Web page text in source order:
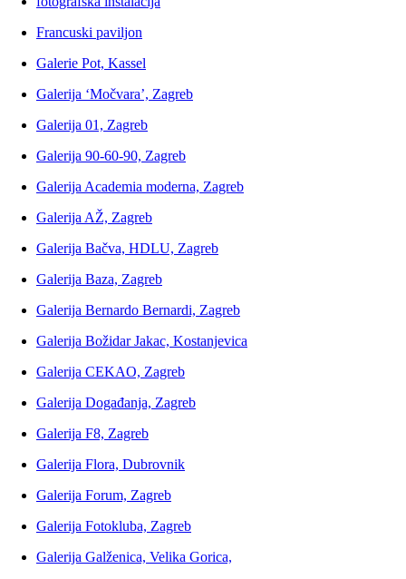
Francuski paviljon
Galerie Pot, Kassel
Galerija ‘Močvara’, Zagreb
Galerija 01, Zagreb
Galerija 90-60-90, Zagreb
Galerija Academia moderna, Zagreb
Galerija AŽ, Zagreb
Galerija Bačva, HDLU, Zagreb
Galerija Baza, Zagreb
Galerija Bernardo Bernardi, Zagreb
Galerija Božidar Jakac, Kostanjevica
Galerija CEKAO, Zagreb
Galerija Događanja, Zagreb
Galerija F8, Zagreb
Galerija Flora, Dubrovnik
Galerija Forum, Zagreb
Galerija Fotokluba, Zagreb
Galerija Galženica, Velika Gorica,